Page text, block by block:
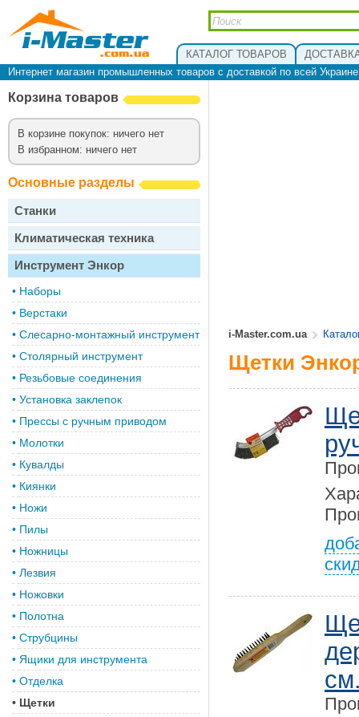
КАТАЛОГ ТОВАРОВ
Интернет магазин промышленных товаров с доставкой по всей
Корзина товаров
В корзине покупок: ничего нет
В избранном: ничего нет
Основные разделы
Станки
Климатическая техника
Инструмент Энкор
• Наборы
• Верстаки
• Слесарно-монтажный инструмент
• Столярный инструмент
• Резьбовые соединения
• Установка заклепок
• Прессы с ручным приводом
• Молотки
• Кувалды
• Киянки
• Ножи
• Пилы
• Ножницы
• Лезвия
• Ножовки
• Полотна
• Струбцины
• Ящики для инструмента
• Отделка
• Щетки
i-Master.com.ua
Щетки